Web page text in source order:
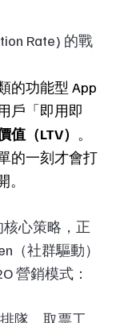
Rate) 的戰
的功能型 App
戶「即用即
值（LTV） 。
的一刻才會打
核心策略，正
（社群驅動）
營銷模式：
隊、取票工